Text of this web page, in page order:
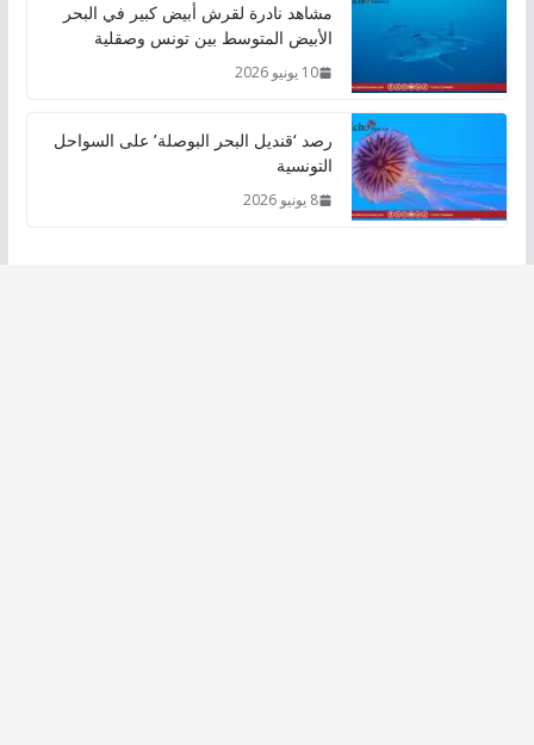
مشاهد نادرة لقرش أبيض كبير في البحر
الأبيض المتوسط بين تونس وصقلية
10 يونيو 2026
رصد ‘قنديل البحر البوصلة’ على السواحل
التونسية
8 يونيو 2026